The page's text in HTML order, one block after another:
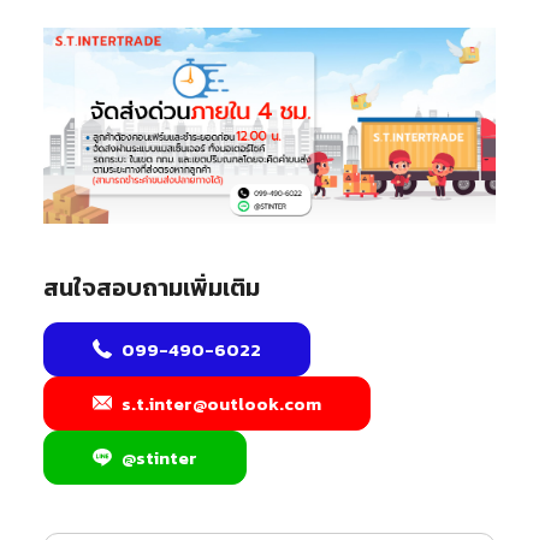
สนใจสอบถามเพิ่มเติม
099-490-6022
s.t.inter@outlook.com
@stinter